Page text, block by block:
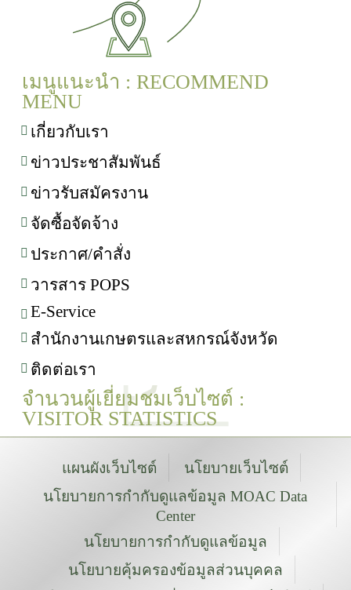
เมนูแนะนำ : RECOMMEND
MENU
เกี่ยวกับเรา
ข่าวประชาสัมพันธ์
ข่าวรับสมัครงาน
จัดซื้อจัดจ้าง
ประกาศ/คำสั่ง
วารสาร POPS
E-Service
สำนักงานเกษตรและสหกรณ์จังหวัด
ติดต่อเรา
จำนวนผู้เยี่ยมชมเว็บไซต์ :
VISITOR STATISTICS
แผนผังเว็บไซต์
นโยบายเว็บไซต์
นโยบายการกำกับดูแลข้อมูล MOAC Data
Center
นโยบายการกำกับดูแลข้อมูล
นโยบายคุ้มครองข้อมูลส่วนบุคคล